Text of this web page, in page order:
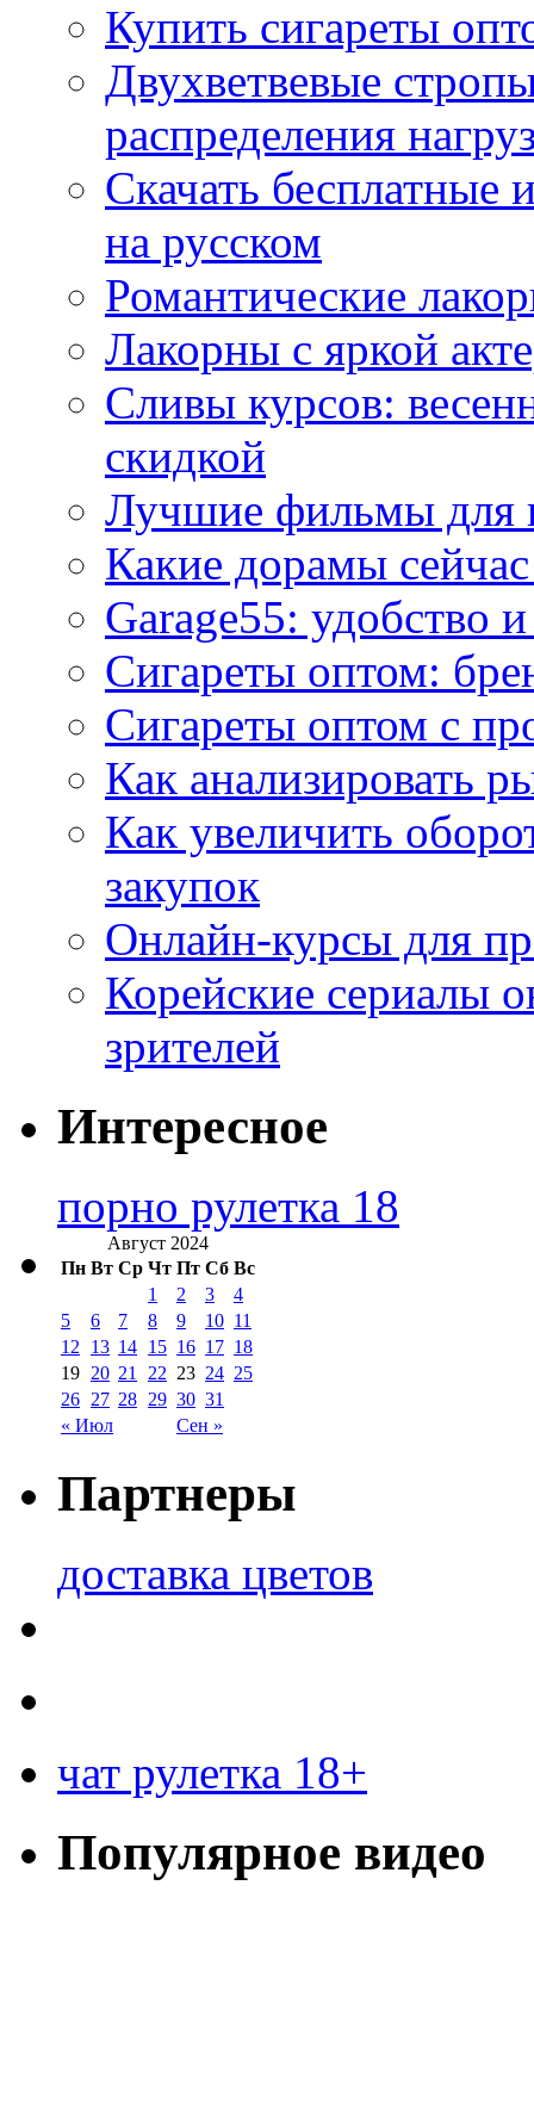
Купить сигареты
Двухветвевые
распределения
Скачать
на русском
Романтические
Лакорны с яркой
Сливы курсов:
скидкой
Лучшие фильмы для
Какие дорамы
Garage55: удобство
Сигареты оптом:
Сигареты оптом с
Как анализировать
Как увеличить
закупок
Онлайн-курсы для
Корейские сериалы
зрителей
Интересное
порно рулетка 18
Август 2024
Пн Вт Ср Чт Пт Сб Вс
« Июл Сен »
1 2 3
4
5
6 7 8 9 10 11
12
13 14 15 16 17 18
19 20 21 22 23 24 25
26 27 28 29 30 31
Партнеры
доставка цветов
чат рулетка 18+
Популярное видео